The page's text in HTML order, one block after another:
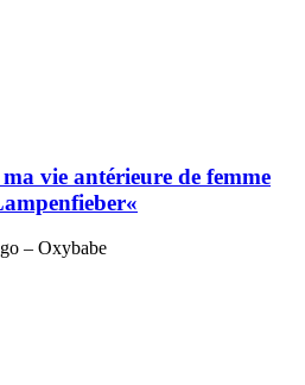
vie antérieure de femme
– Oxybabe